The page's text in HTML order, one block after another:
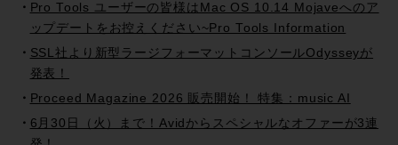
Pro Tools ユーザーの皆様はMac OS 10.14 Mojaveへのア
ップデートをお控えください~Pro Tools Information
SSL社より新型ラージフォーマットコンソールOdysseyが
発表！
Proceed Magazine 2026 販売開始！ 特集：music AI
6月30日（火）まで！Avidからスペシャルなオファーが3連